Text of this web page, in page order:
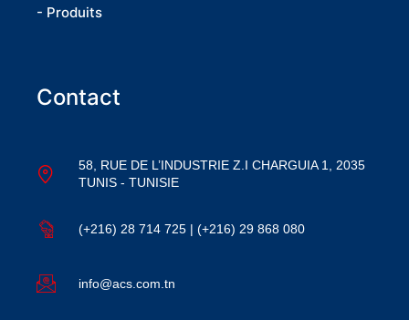
- Produits
Contact
58, RUE DE L’INDUSTRIE Z.I CHARGUIA 1, 2035
TUNIS - TUNISIE
(+216) 28 714 725 | (+216) 29 868 080
info@acs.com.tn